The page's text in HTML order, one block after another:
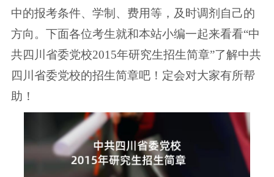
中的报考条件、学制、费用等，及时调剂自己的
方向。下面各位考生就和本站小编一起来看看“中
共四川省委党校2015年研究生招生简章”了解中共
四川省委党校的招生简章吧！定会对大家有所帮
助！